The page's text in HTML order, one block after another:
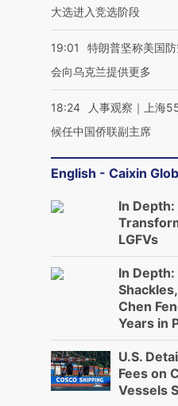
大选进入竞选阶段
19:01
特朗普坚称美国
会向乌克兰提供更多
18:24
人事观察｜上海
候任中国侨联副主席
English - Caixin
In
LGFVs
In
Chen
Years in
U.S.
Fees on
Vessels